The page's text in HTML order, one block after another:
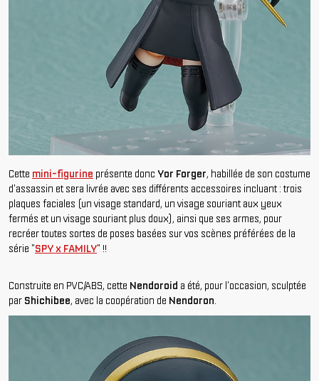
Cette mini-figurine présente donc Yor Forger, habillée de son costume
d'assassin et sera livrée avec ses différents accessoires incluant : trois
plaques faciales (un visage standard, un visage souriant aux yeux
fermés et un visage souriant plus doux), ainsi que ses armes, pour
recréer toutes sortes de poses basées sur vos scènes préférées de la
série "SPY x FAMILY" !!
Construite en PVC/ABS, cette Nendoroid a été, pour l'occasion, sculptée
par Shichibee, avec la coopération de Nendoron.